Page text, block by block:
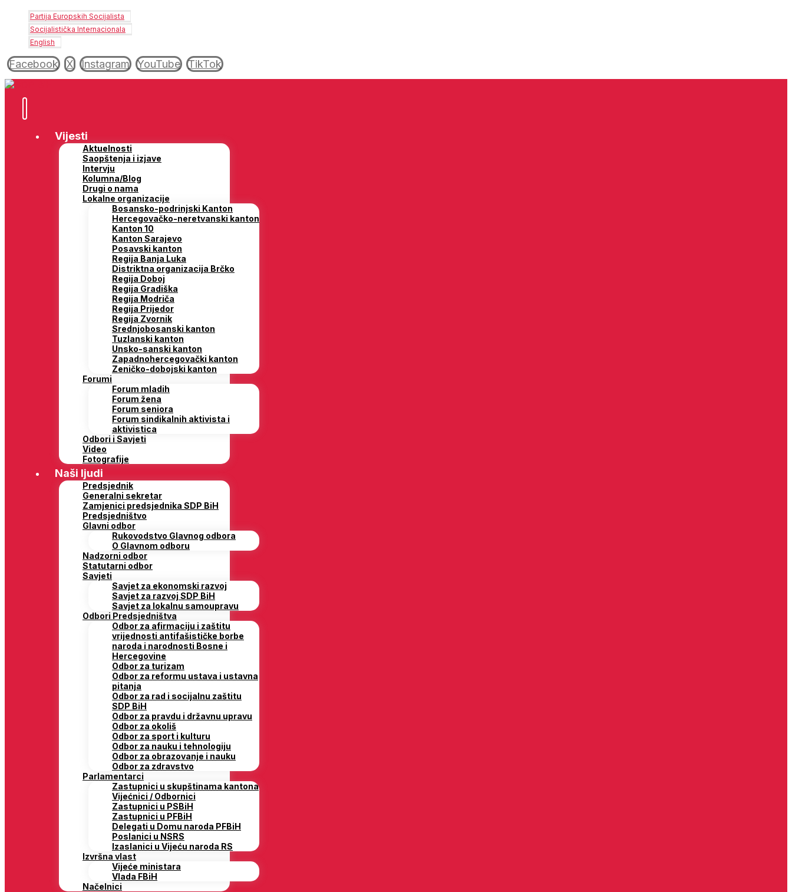
Partija Europskih Socijalista
Socijalistička Internacionala
English
Facebook X Instagram YouTube TikTok
Vijesti
Aktuelnosti
Saopštenja i izjave
Intervju
Kolumna/Blog
Drugi o nama
Lokalne organizacije
Bosansko-podrinjski Kanton
Hercegovačko-neretvanski kanton
Kanton 10
Kanton Sarajevo
Posavski kanton
Regija Banja Luka
Distriktna organizacija Brčko
Regija Doboj
Regija Gradiška
Regija Modriča
Regija Prijedor
Regija Zvornik
Srednjobosanski kanton
Tuzlanski kanton
Unsko-sanski kanton
Zapadnohercegovački kanton
Zeničko-dobojski kanton
Forumi
Forum mladih
Forum žena
Forum seniora
Forum sindikalnih aktivista i
aktivistica
Odbori i Savjeti
Video
Fotografije
Naši ljudi
Predsjednik
Generalni sekretar
Zamjenici predsjednika SDP BiH
Predsjedništvo
Glavni odbor
Rukovodstvo Glavnog odbora
O Glavnom odboru
Nadzorni odbor
Statutarni odbor
Savjeti
Savjet za ekonomski razvoj
Savjet za razvoj SDP BiH
Savjet za lokalnu samoupravu
Odbori Predsjedništva
Odbor za afirmaciju i zaštitu
vrijednosti antifašističke borbe
naroda i narodnosti Bosne i
Hercegovine
Odbor za turizam
Odbor za reformu ustava i ustavna
pitanja
Odbor za rad i socijalnu zaštitu
SDP BiH
Odbor za pravdu i državnu upravu
Odbor za okoliš
Odbor za sport i kulturu
Odbor za nauku i tehnologiju
Odbor za obrazovanje i nauku
Odbor za zdravstvo
Parlamentarci
Zastupnici u skupštinama kantona
Vijećnici / Odbornici
Zastupnici u PSBiH
Zastupnici u PFBiH
Delegati u Domu naroda PFBiH
Poslanici u NSRS
Izaslanici u Vijeću naroda RS
Izvršna vlast
Vijeće ministara
Vlada FBiH
Načelnici